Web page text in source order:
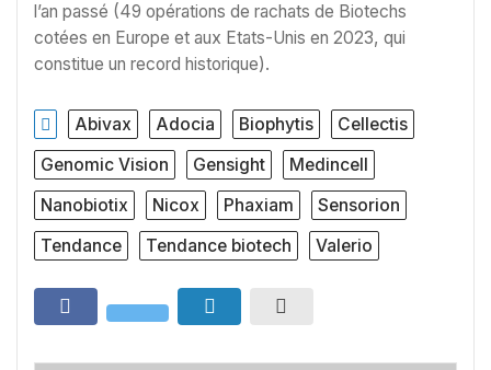
l’an passé (49 opérations de rachats de Biotechs
cotées en Europe et aux Etats-Unis en 2023, qui
constitue un record historique).
Abivax Adocia Biophytis
Cellectis
Genomic Vision
Gensight
Medincell
Nanobiotix
Nicox Phaxiam
Sensorion
Tendance
Tendance biotech Valerio